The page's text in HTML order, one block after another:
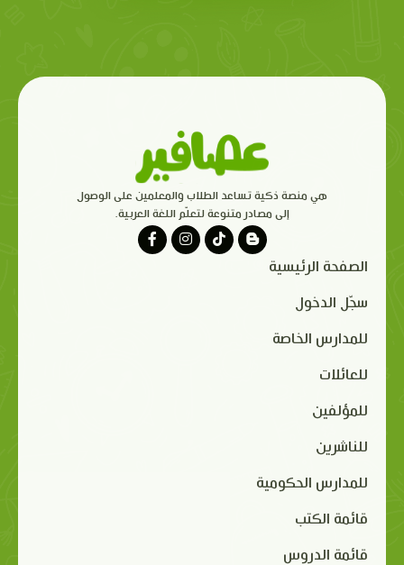
هي منصة ذكية تساعد الطلاب والمعلمين على الوصول
إلى مصادر متنوعة لتعلّم اللغة العربية.
الصفحة الرئيسية
سجّل الدخول
للمدارس الخاصة
للعائلات
للمؤلفين
للناشرين
للمدارس الحكومية
قائمة الكتب
قائمة الدروس